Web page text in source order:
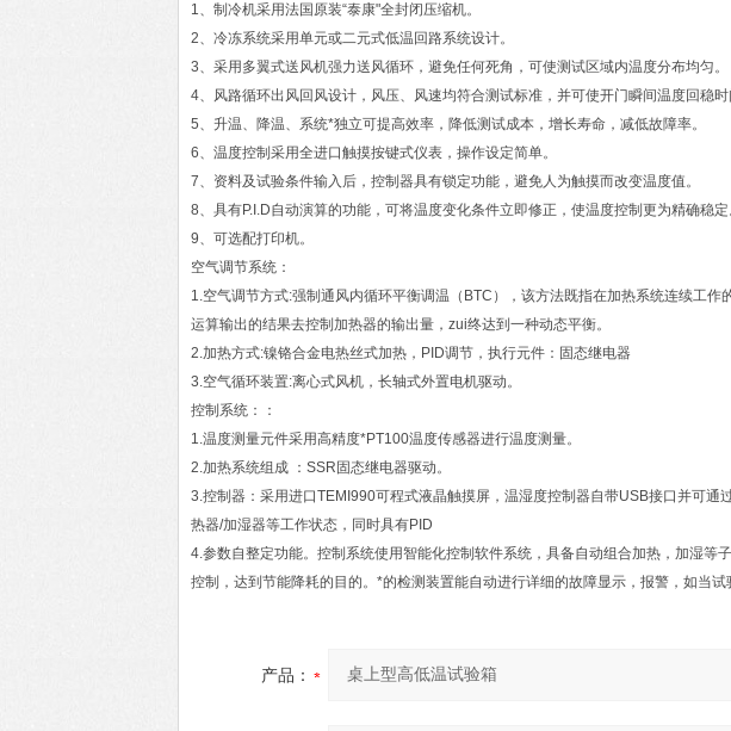
1、制冷机采用法国原装“泰康"全封闭压缩机。
2、冷冻系统采用单元或二元式低温回路系统设计。
3、采用多翼式送风机强力送风循环，避免任何死角，可使测试区域内温度分布均匀。
4、风路循环出风回风设计，风压、风速均符合测试标准，并可使开门瞬间温度回稳
5、升温、降温、系统*独立可提高效率，降低测试成本，增长寿命，减低故障率。
6、温度控制采用全进口触摸按键式仪表，操作设定简单。
7、资料及试验条件输入后，控制器具有锁定功能，避免人为触摸而改变温度值。
8、具有P.I.D自动演算的功能，可将温度变化条件立即修正，使温度控制更为精确稳
9、可选配打印机。
空气调节系统：
1.空气调节方式:强制通风内循环平衡调温（BTC），该方法既指在加热系统连续工
运算输出的结果去控制加热器的输出量，zui终达到一种动态平衡。
2.加热方式:镍铬合金电热丝式加热，PID调节，执行元件：固态继电器
3.空气循环装置:离心式风机，长轴式外置电机驱动。
控制系统：：
1.温度测量元件采用高精度*PT100温度传感器进行温度测量。
2.加热系统组成 ：SSR固态继电器驱动。
3.控制器：采用进口TEMI990可程式液晶触摸屏，温湿度控制器自带USB接口并可通
热器/加湿器等工作状态，同时具有PID
4.参数自整定功能。控制系统使用智能化控制软件系统，具备自动组合加热，加湿等
控制，达到节能降耗的目的。*的检测装置能自动进行详细的故障显示，报警，如当
产品：